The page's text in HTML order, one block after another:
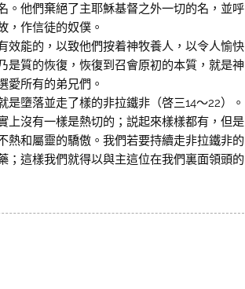
。他們棄絕了主耶穌基督之外一切的名，並呼
，作信徒的奴僕。
能的，以致他們按着神牧養人，以令人愉快
是質的恢復，恢復到召會原初的本質，就是神
愛所有的弟兄們。
墮落並走了樣的非拉鐵非（啓三14～22）。
上沒有一樣是熱切的；説起來樣樣都有，但是
熱和屬靈的驕傲。我們若要持續走非拉鐵非的
；這樣我們就得以與主這位在我們裏面領頭的